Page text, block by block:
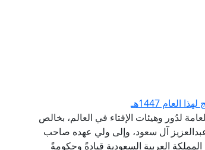
1447هـ
لدُور وهيئات الإفتاء في العالم، بخالص
عبدالعزيز آل سعود، وإلى ولي عهده صاحب
العربية السعودية قيادةً وحكومةً